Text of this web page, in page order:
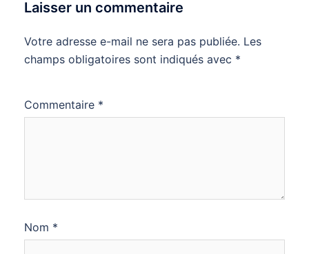
Laisser un commentaire
Votre adresse e-mail ne sera pas publiée. Les
champs obligatoires sont indiqués avec *
Commentaire *
Nom *